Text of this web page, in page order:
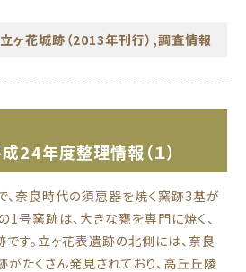
花城跡（2013年刊行） ,調査情報
年度整理情報（１）
、奈良時代の須恵器を焼く窯跡3基が
1号窯跡は、大きな甕を専門に焼く、
す。立ヶ花表遺跡の北側には、奈良
たくさん発見されており、高丘丘陵